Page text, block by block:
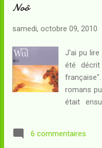
s'y
plaisant
s'étant
texte
réveille,
souvenirs
quatre
fond de la
Noô
samedi, octobre 09, 2010
J'ai pu lire
été
romans
était
dernier
6 commentaires